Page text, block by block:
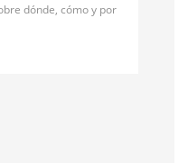
dónde, cómo y por